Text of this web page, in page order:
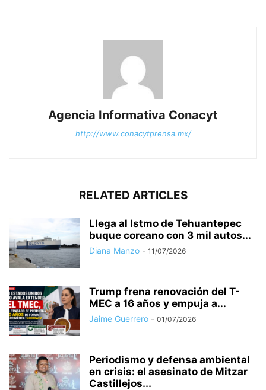
Agencia Informativa Conacyt
http://www.conacytprensa.mx/
RELATED ARTICLES
Llega al Istmo de Tehuantepec
buque coreano con 3 mil autos...
Diana Manzo - 11/07/2026
Trump frena renovación del T-
MEC a 16 años y empuja a...
Jaime Guerrero - 01/07/2026
Periodismo y defensa ambiental
en crisis: el asesinato de Mitzar
Castillejos...